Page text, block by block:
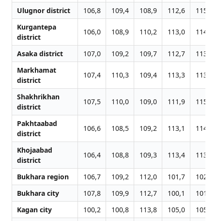
Ulugnor district
106,8 109,4 108,9 112,6
115,9
Kurgantepa
district
106,0 108,9 110,2 113,0 114,7
Asaka district 107,0 109,2 109,7 112,7
113,2
Markhamat
district
107,4 110,3 109,4 113,3 113,3
Shakhrikhan
district
107,5 110,0 109,0 111,9 115,5
Pakhtaabad
district
106,6 108,5 109,2 113,1 114,6
Khojaabad
district
106,4 108,8 109,3 113,4 113,9
Bukhara region 106,7 109,2 112,0 101,7
102,4
Bukhara city
107,8 109,9 112,7 100,1
101,5
Kagan city
100,2 100,8 113,8 105,0
105,1